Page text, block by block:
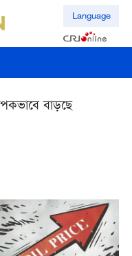
Language
বাড়ছে